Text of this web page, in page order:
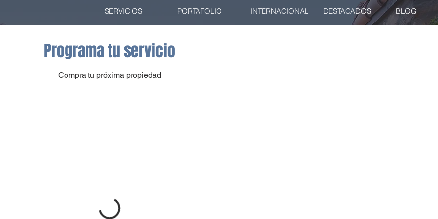
SERVICIOS PORTAFOLIO INTERNACIONAL DESTACADOS BLOG
Programa tu servicio
Compra tu próxima propiedad